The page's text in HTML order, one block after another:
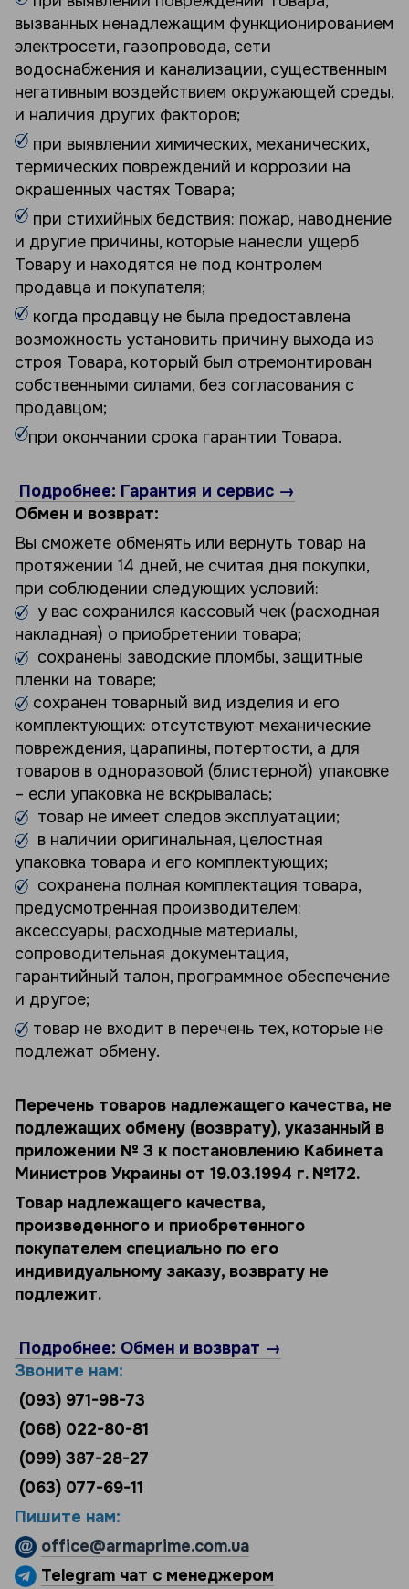
вызванных ненадлежащим функционированием
электросети, газопровода, сети
водоснабжения и канализации, существенным
негативным воздействием окружающей среды,
и наличия других факторов;
при выявлении химических, механических,
термических повреждений и коррозии на
окрашенных частях Товара;
при стихийных бедствия: пожар, наводнение
и другие причины, которые нанесли ущерб
Товару и находятся не под контролем
продавца и покупателя;
когда продавцу не была предоставлена
возможность установить причину выхода из
строя Товара, который был отремонтирован
собственными силами, без согласования с
продавцом;
при окончании срока гарантии Товара.
Подробнее: Гарантия и сервис →
Обмен и возврат:
Вы сможете обменять или вернуть товар на
протяжении 14 дней, не считая дня покупки,
при соблюдении следующих условий:
у вас сохранился кассовый чек (расходная
накладная) о приобретении товара;
сохранены заводские пломбы, защитные
пленки на товаре;
сохранен товарный вид изделия и его
комплектующих: отсутствуют механические
повреждения, царапины, потертости, а для
товаров в одноразовой (блистерной) упаковке
– если упаковка не вскрывалась;
товар не имеет следов эксплуатации;
в наличии оригинальная, целостная
упаковка товара и его комплектующих;
сохранена полная комплектация товара,
предусмотренная производителем:
аксессуары, расходные материалы,
сопроводительная документация,
гарантийный талон, программное обеспечение
и другое;
товар не входит в перечень тех, которые не
подлежат обмену.
Перечень товаров надлежащего качества, не
подлежащих обмену (возврату), указанный в
приложении № 3 к постановлению Кабинета
Министров Украины от 19.03.1994 г. №172.
Товар надлежащего качества,
произведенного и приобретенного
покупателем специально по его
индивидуальному заказу, возврату не
подлежит.
Подробнее: Обмен и возврат →
Звоните нам:
(093) 971-98-73
(068) 022-80-81
(099) 387-28-27
(063) 077-69-11
Пишите нам:
office@armaprime.com.ua
Telegram чат с менеджером